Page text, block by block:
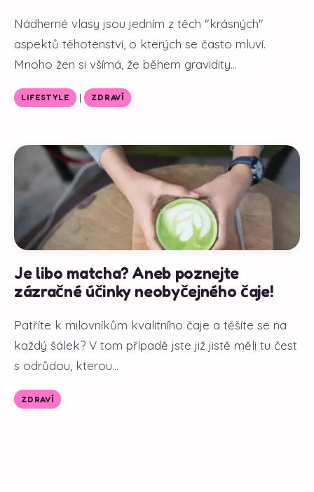
Nádherné vlasy jsou jedním z těch "krásných"
aspektů těhotenství, o kterých se často mluví.
Mnoho žen si všímá, že během gravidity...
LIFESTYLE | ZDRAVÍ
Je libo matcha? Aneb poznejte
zázračné účinky neobyčejného čaje!
Patříte k milovníkům kvalitního čaje a těšíte se na
každý šálek? V tom případě jste již jistě měli tu čest
s odrůdou, kterou...
ZDRAVÍ